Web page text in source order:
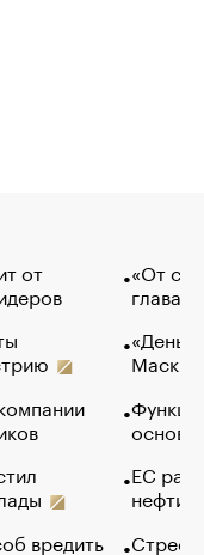
от
вредить
«От
глава
Маск в
основ
ЕС
нефти